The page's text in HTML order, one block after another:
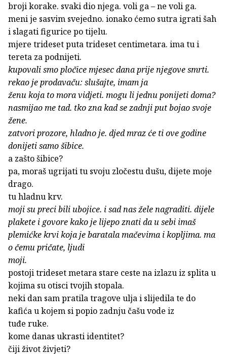
broji korake. svaki dio njega. voli ga – ne voli ga.
meni je sasvim svejedno. ionako ćemo sutra igrati šah
i slagati figurice po tijelu.
mjere trideset puta trideset centimetara. ima tu i
tereta za podnijeti.
kupovali smo pločice mjesec dana prije njegove smrti.
rekao je prodavaču: slušajte, imam ja
ženu koja to mora vidjeti. mogu li jednu ponijeti doma?
nasmijao me tad. tko zna kad se zadnji put bojao svoje
žene.
zatvori prozore, hladno je. djed mraz će ti ove godine
donijeti samo šibice.
a zašto šibice?
pa, moraš ugrijati tu svoju zločestu dušu, dijete moje
drago.
tu hladnu krv.
moji su preci bili ubojice. i sad nas žele nagraditi. dijele
plakete i govore kako je lijepo znati da u sebi imaš
plemićke krvi koja je baratala mačevima i kopljima. ma
o čemu pričate, ljudi
moji.
postoji trideset metara stare ceste na izlazu iz splita u
kojima su otisci tvojih stopala.
neki dan sam pratila tragove ulja i slijedila te do
kafića u kojem si popio zadnju čašu vode iz
tuđe ruke.
kome danas ukrasti identitet?
čiji život živjeti?